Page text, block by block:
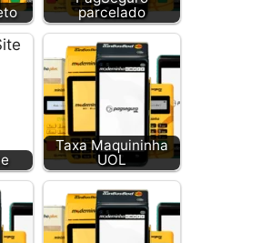
parcelado
Taxa Maquininha
UOL